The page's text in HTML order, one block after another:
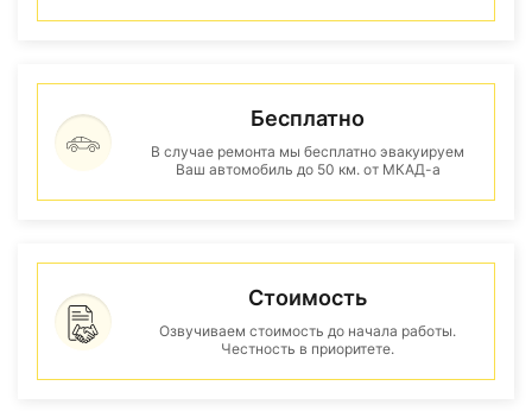
Бесплатно
В случае ремонта мы бесплатно эвакуируем
Ваш автомобиль до 50 км. от МКАД-а
Стоимость
Озвучиваем стоимость до начала работы.
Честность в приоритете.